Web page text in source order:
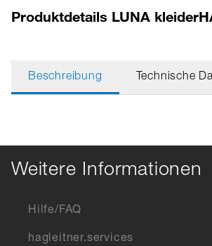
Produktdetails LUNA
Beschreibung Technische
Weitere Informationen
Hilfe/FAQ
hagleitner.services